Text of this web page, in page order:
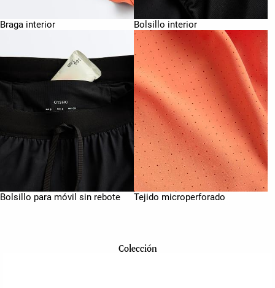
Braga interior Bolsillo interior
Bolsillo para móvil sin rebote Tejido microperforado
Colección